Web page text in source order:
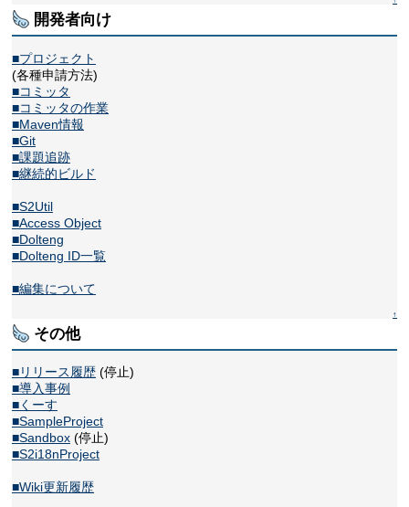
開発者向け
■プロジェクト
(各種申請方法)
■コミッタ
■コミッタの作業
■Maven情報
■Git
■課題追跡
■継続的ビルド
■S2Util
■Access Object
■Dolteng
■Dolteng ID一覧
■編集について
↑
その他
■リリース履歴(停止)
■導入事例
■くーす
■SampleProject
■Sandbox(停止)
■S2i18nProject
■Wiki更新履歴